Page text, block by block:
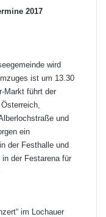
2017
wird
ist um 13.30
Markt führt der
und
ein
der Festhalle und
der Festarena für
im Lochauer